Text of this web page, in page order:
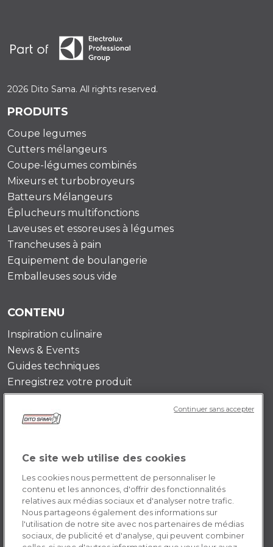
2026 Dito Sama. All rights reserved.
PRODUITS
Coupe legumes
Cutters mélangeurs
Coupe-légumes combinés
Mixeurs et turbobroyeurs
Batteurs Mélangeurs
Éplucheurs multifonctions
Laveuses et essoreuses à légumes
Trancheuses à pain
Equipement de boulangerie
Emballeuses sous vide
CONTENU
Inspiration culinaire
News & Events
Guides techniques
Enregistrez votre produit
DITO SAMA FR
Témoignages
Contactez-nous
Opportunités de carrière
POLICY FR
Ce site web utilise des cookies
Les cookies nous permettent de personnaliser le
contenu et les annonces, d'offrir des fonctionnalités
relatives aux médias sociaux et d'analyser notre trafic.
Nous partageons également des informations sur
l'utilisation de notre site avec nos partenaires de médias
sociaux, de publicité et d'analyse, qui peuvent combiner
Continuer sans accepter